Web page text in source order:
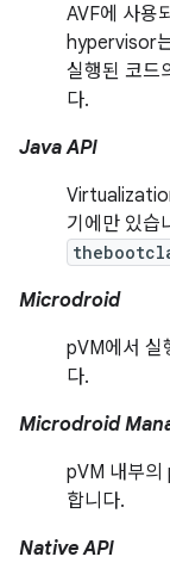
AVF에 사용
hypervisor
실행된 코드
다.
Java API
기에만 있습
Microdroid
pVM에서 실
다.
Microdroid
pVM 내부의
합니다.
Native API